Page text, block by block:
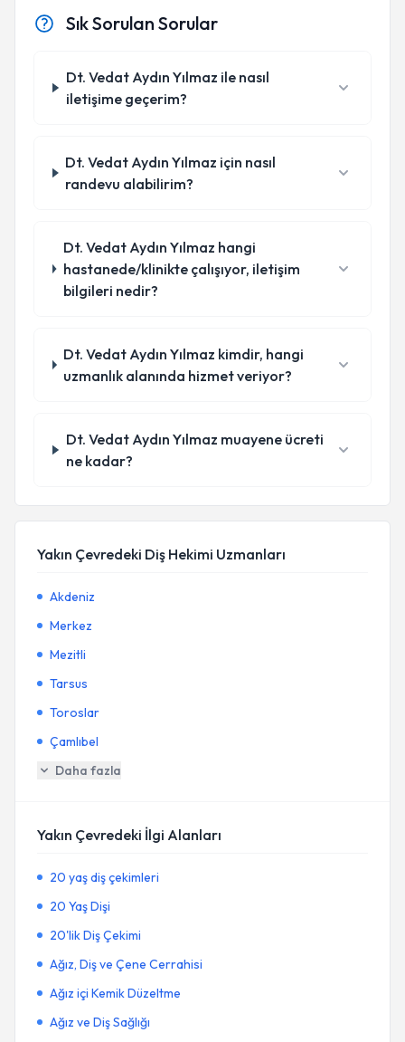
Sık Sorulan Sorular
Dt. Vedat Aydın Yılmaz ile nasıl
iletişime geçerim?
Dt. Vedat Aydın Yılmaz için nasıl
randevu alabilirim?
Dt. Vedat Aydın Yılmaz hangi
hastanede/klinikte çalışıyor, iletişim
bilgileri nedir?
Dt. Vedat Aydın Yılmaz kimdir, hangi
uzmanlık alanında hizmet veriyor?
Dt. Vedat Aydın Yılmaz muayene ücreti
ne kadar?
Yakın Çevredeki Diş Hekimi Uzmanları
Akdeniz
Merkez
Mezitli
Tarsus
Toroslar
Çamlıbel
Daha fazla
Yakın Çevredeki İlgi Alanları
20 yaş diş çekimleri
20 Yaş Dişi
20'lik Diş Çekimi
Ağız, Diş ve Çene Cerrahisi
Ağız içi Kemik Düzeltme
Ağız ve Diş Sağlığı